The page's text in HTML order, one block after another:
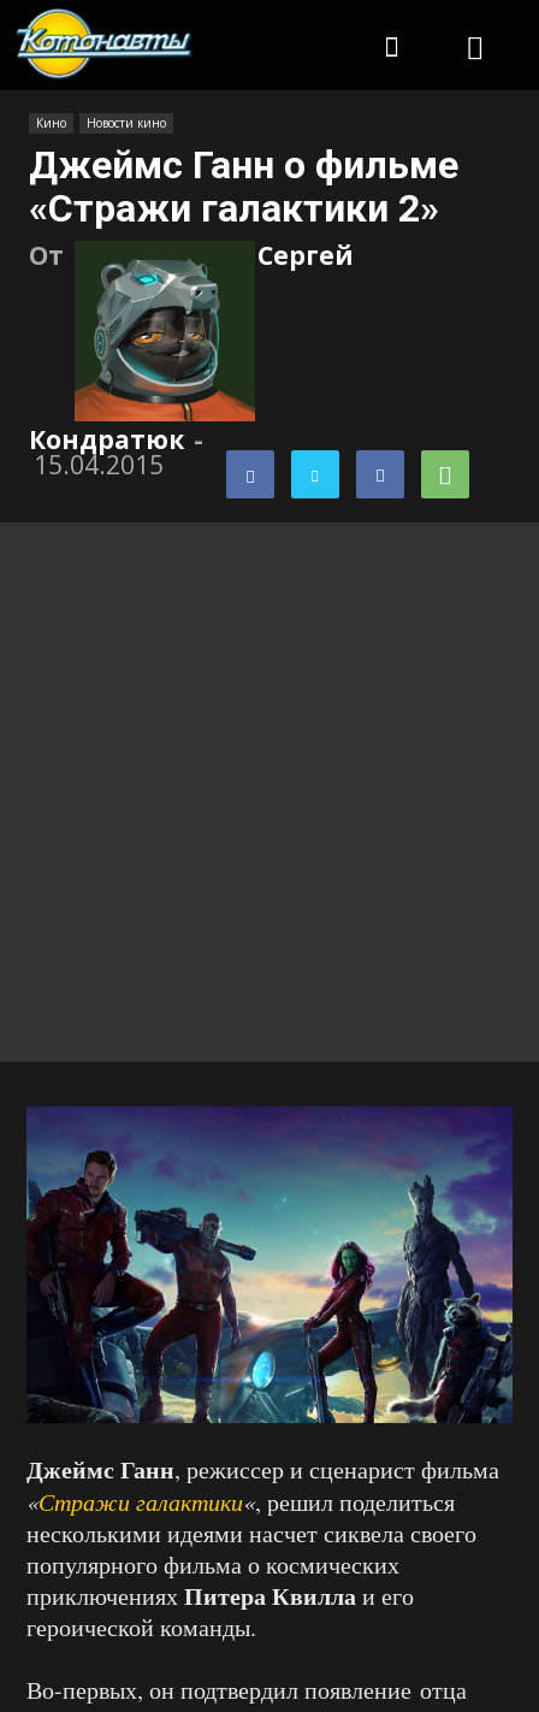
Кино Новости кино
Джеймс Ганн о фильме
«Стражи галактики 2»
От Сергей
Кондратюк -
15.04.2015
Джеймс Ганн, режиссер и сценарист фильма
«Стражи галактики«, решил поделиться
несколькими идеями насчет сиквела своего
популярного фильма о космических
приключенияхПитера Квиллаи его
героической команды.
Во-первых, он подтвердил появление отца